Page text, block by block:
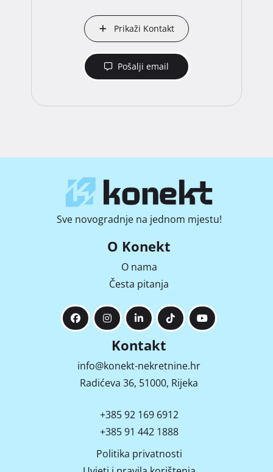
Prikaži Kontakt
Pošalji email
Sve novogradnje na jednom mjestu!
O Konekt
O nama
Česta pitanja
Kontakt
info@konekt-nekretnine.hr
Radićeva 36, 51000, Rijeka
+385 92 169 6912
+385 91 442 1888
Politika privatnosti